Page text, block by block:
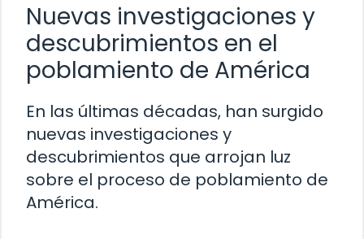
Nuevas investigaciones y
descubrimientos en el
poblamiento de América
En las últimas décadas, han surgido
nuevas investigaciones y
descubrimientos que arrojan luz
sobre el proceso de poblamiento de
América.